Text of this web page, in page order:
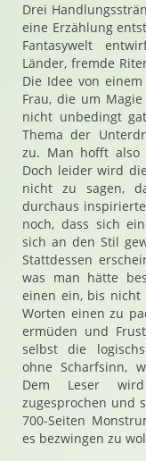
Drei
eine Erzählung
Fantasywelt
Länder, fremde
Die Idee von
Frau, die um
nicht unbedingt
Thema der
zu. Man hofft also
Doch leider wird
nicht zu sagen,
durchaus
noch, dass sich
sich an den Stil
Stattdessen
was man hätte
einen ein, bis
Worten einen zu
ermüden und
selbst die
ohne Scharfsinn,
Dem Leser
zugesprochen und
700-Seiten
es bezwingen zu